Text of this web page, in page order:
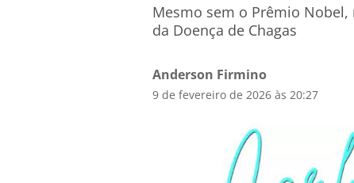
Mesmo sem o Prêmio
da Doença de Chagas
Anderson Firmino
9 de fevereiro de 2026 às 20:27